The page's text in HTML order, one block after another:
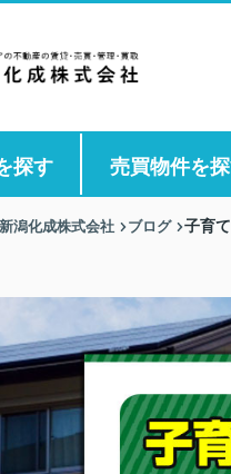
探す 売買物件を
潟化成株式会社 ブログ 子育